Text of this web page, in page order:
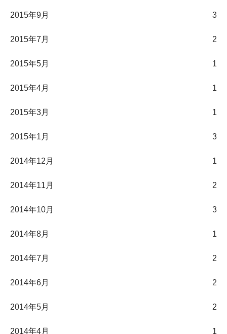
2015年9月 3
2015年7月 2
2015年5月 1
2015年4月 1
2015年3月 1
2015年1月 3
2014年12月 1
2014年11月 2
2014年10月 3
2014年8月 1
2014年7月 2
2014年6月 2
2014年5月 2
2014年4月 1